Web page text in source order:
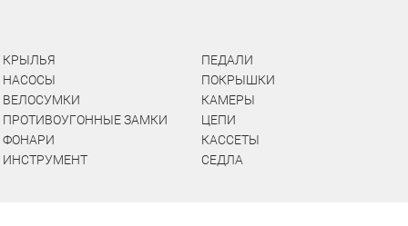
КРЫЛЬЯ
НАСОСЫ
ВЕЛОСУМКИ
ПРОТИВОУГОННЫЕ ЗАМКИ
ФОНАРИ
ИНСТРУМЕНТ
ПЕДАЛИ
ПОКРЫШКИ
КАМЕРЫ
ЦЕПИ
КАССЕТЫ
СЕДЛА